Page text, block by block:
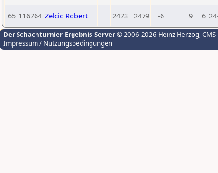
65 116764 Zelcic Robert 2473 2479 -6 9 6
Der Schachturnier-Ergebnis-Server© 2006-2026 Heinz Herzog,
Impressum / Nutzungsbedingungen